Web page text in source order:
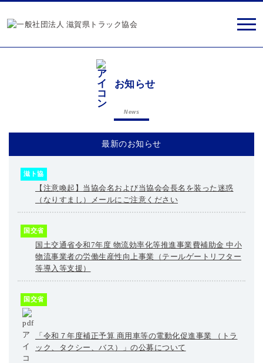
お知らせ
News
最新のお知らせ
滋ト協
【注意喚起】当協会名および当協会会長名を装った迷惑
（なりすまし）メールにご注意ください
国交省
国土交通省令和7年度 物流効率化等推進事業費補助金 中小
物流事業者の労働生産性向上事業（テールゲートリフター
等導入等支援）
国交省
「令和７年度補正予算 商用車等の電動化促進事業 （トラ
ック、タクシー、バス）」の公募について